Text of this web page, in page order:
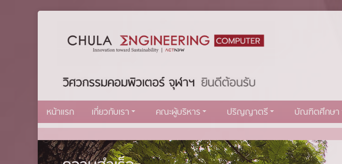
หน้าแรก เกี่ยวกับเรา คณะผู้บริหาร ปริญญาตรี บัณฑิตศึกษา